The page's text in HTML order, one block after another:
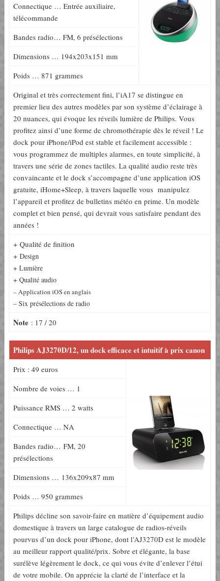
Connectique … Entrée auxiliaire,
télécommande
Bandes radio… FM, 6 présélections
Dimensions … 194x203x151 mm
Poids … 871 grammes
Original et très correctement fini, l’iA17 se distingue en
premier lieu des autres modèles par son système d’éclairage à
20 nuances, qui évoque les réveils lumière de Philips. Vous
profitez ainsi d’une forme de chromothérapie dès le réveil ! Le
dock pour iPhone/iPod est stable et facilement accessible :
vous programmez de multiples alarmes, en toute simplicité, à
travers une série de zones tactiles. La qualité audio reste très
convaincante et le dock s’accompagne d’une application iOS
gratuite, iHome+Sleep, à travers laquelle vous manipulez
l’appareil et profitez de bulletins météo en prime. Un modèle
complet et bien pensé, qui devrait vous satisfaire pendant des
années !
+ Qualité de finition
+ Design
+ Lumière
+ Qualité audio
– Application iOS en anglais
– Six présélections de radio
Note: 17 / 20
Philips AJ3270D/12, un dock efficace et intuitif à prix canon
Prix : 49 euros
Nombre de voies … 1
Puissance RMS … 2 watts
Connectique … NA
Bandes radio… FM, 20
présélections
Dimensions … 136x209x87 mm
Poids … 950 grammes
Philips décline son savoir-faire en matière d’équipement audio
domestique à travers un large catalogue de radios-réveils
pourvus d’un dock pour iPhone, dont l’AJ3270D est le modèle
au meilleur rapport qualité/prix. Sobre et élégante, la base
surélève légèrement le dock, ce qui vous évite d’enlever l’étui
de votre mobile. On apprécie la clarté de l’interface et la